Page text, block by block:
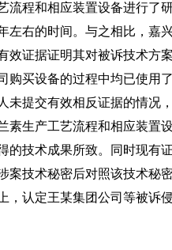
程和相应装置设备进行了
右的时间。与之相比，嘉
证据证明其对被诉技术方
买设备的过程中均已使用
提交有效相反证据的情况
生产工艺流程和相应装置
技术成果所致。同时现有
技术秘密后对照该技术秘
认定王某集团公司等被诉